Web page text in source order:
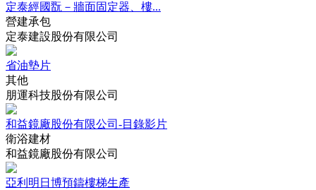
定泰經國翫－牆面固定器、樓...
營建承包
定泰建設股份有限公司
省油墊片
其他
朋運科技股份有限公司
和益鏡廠股份有限公司-目錄影片
衛浴建材
和益鏡廠股份有限公司
亞利明日博預鑄樓梯生產